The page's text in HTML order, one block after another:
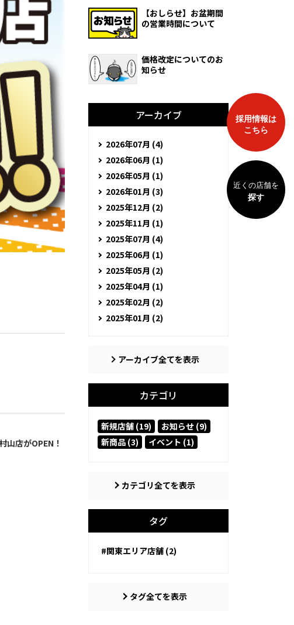
採用情報は
こちら
近くの店舗を
探す
山店がOPEN！
【おしらせ】お盆期間
の営業時間について
価格改定についてのお
知らせ
アーカイブ
2026年07月 (4)
2026年06月 (1)
2026年05月 (1)
2026年01月 (3)
2025年12月 (2)
2025年11月 (1)
2025年07月 (4)
2025年06月 (1)
2025年05月 (2)
2025年04月 (1)
2025年02月 (2)
2025年01月 (2)
アーカイブ全てを表示
カテゴリ
新規店舗 (19)
お知らせ (9)
新商品 (3)
イベント (1)
カテゴリ全てを表示
タグ
#関東エリア店舗 (2)
タグ全てを表示